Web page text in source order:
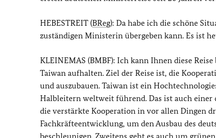
HEBESTREIT (BReg): Da habe ich die schöne
zuständigen Ministerin übergeben kann. Es ist
KLEINEMAS (BMBF): Ich kann Ihnen diese
Taiwan aufhalten. Ziel der Reise ist, die
und auszubauen. Taiwan ist ein
Halbleitern weltweit führend. Das ist auch einer
die verstärkte Kooperation in vor allen Dingen
Fachkräfteentwicklung, um den Ausbau des
beschleunigen. Zweitens geht es auch um